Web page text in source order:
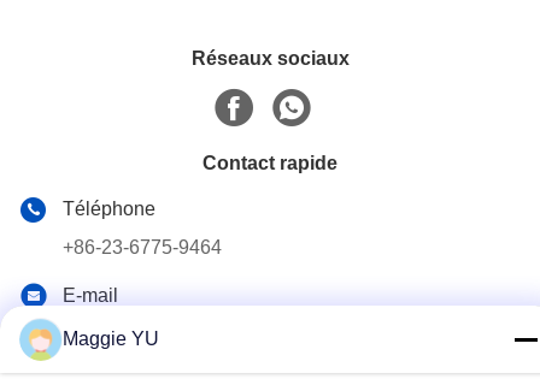
Réseaux sociaux
Contact rapide
Téléphone
+86-23-6775-9464
E-mail
linwyu@jeffer.com.cn
Adresse
Maggie YU